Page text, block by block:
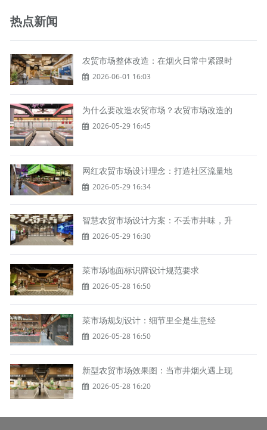
热点新闻
农贸市场整体改造：在烟火日常中紧跟时
2026-06-01 16:03
为什么要改造农贸市场？农贸市场改造的
2026-05-29 16:45
网红农贸市场设计理念：打造社区流量地
2026-05-29 16:34
智慧农贸市场设计方案：不丢市井味，升
2026-05-29 16:30
菜市场地面标识牌设计规范要求
2026-05-28 16:50
菜市场规划设计：细节里全是生意经
2026-05-28 16:50
新型农贸市场效果图：当市井烟火遇上现
2026-05-28 16:20